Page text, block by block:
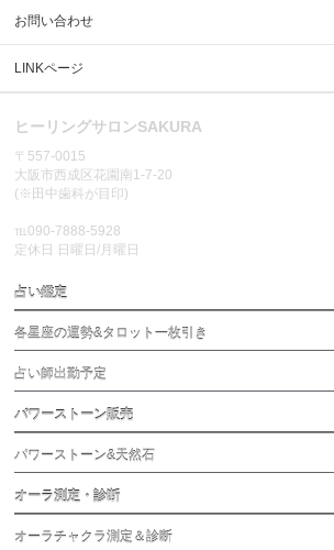
お問い合わせ
LINKページ
ヒーリングサロンSAKURA
〒557-0015
大阪市西成区花園南1-7-20
(※田中歯科が目印)
℡090-7888-5928
定休日 日曜日/月曜日
占い鑑定
各星座の運勢&タロット一枚引き
占い師出勤予定
パワーストーン販売
パワーストーン&天然石
オーラ測定・診断
オーラチャクラ測定＆診断